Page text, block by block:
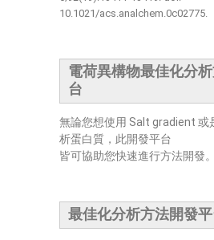
10.1021/acs.analchem.0c02775.
電荷異構物最佳化分
台
無論您想使用 Salt gradient 或
析蛋白質，此開發平台
皆可協助您快速進行方法開發。
最佳化分析方法開發